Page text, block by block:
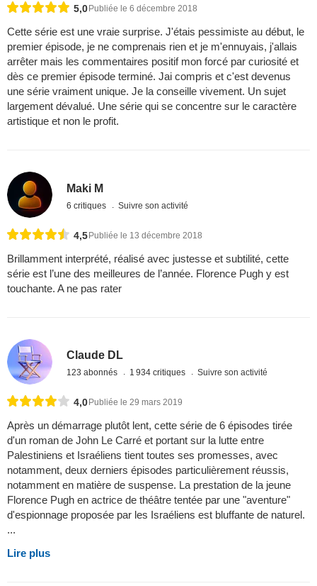
5,0 Publiée le 6 décembre 2018
Cette série est une vraie surprise. J'étais pessimiste au début, le
premier épisode, je ne comprenais rien et je m'ennuyais, j'allais
arrêter mais les commentaires positif mon forcé par curiosité et
dès ce premier épisode terminé. Jai compris et c'est devenus
une série vraiment unique. Je la conseille vivement. Un sujet
largement dévalué. Une série qui se concentre sur le caractère
artistique et non le profit.
Maki M
6 critiques Suivre son activité
4,5Publiée le 13 décembre 2018
Brillamment interprété, réalisé avec justesse et subtilité, cette
série est l’une des meilleures de l’année. Florence Pugh y est
touchante. A ne pas rater
Claude DL
123 abonnés 1 934 critiques Suivre son activité
4,0Publiée le 29 mars 2019
Après un démarrage plutôt lent, cette série de 6 épisodes tirée
d'un roman de John Le Carré et portant sur la lutte entre
Palestiniens et Israéliens tient toutes ses promesses, avec
notamment, deux derniers épisodes particulièrement réussis,
notamment en matière de suspense. La prestation de la jeune
Florence Pugh en actrice de théâtre tentée par une "aventure"
d'espionnage proposée par les Israéliens est bluffante de naturel.
...
Lire plus